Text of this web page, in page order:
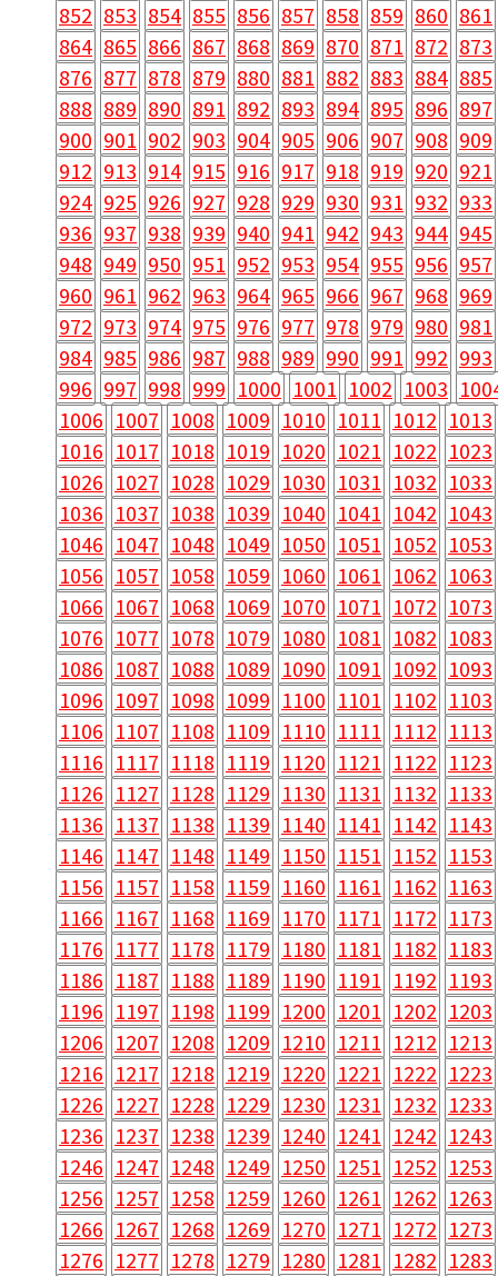
852 853 854 855 856 857 858 859 860 861
864 865 866 867 868 869 870 871 872 873
876 877 878 879 880 881 882 883 884 885
888 889 890 891 892 893 894 895 896 897
900 901 902 903 904 905 906 907 908 909
912 913 914 915 916 917 918 919 920 921
924 925 926 927 928 929 930 931 932 933
936 937 938 939 940 941 942 943 944 945
948 949 950 951 952 953 954 955 956 957
960 961 962 963 964 965 966 967 968 969
972 973 974 975 976 977 978 979 980 981
984 985 986 987 988 989 990 991 992 993
996 997 998 999 1000 1001 1002 1003
1006 1007 1008 1009 1010 1011 1012 1013
1016 1017 1018 1019 1020 1021 1022 1023
1026 1027 1028 1029 1030 1031 1032 1033
1036 1037 1038 1039 1040 1041 1042 1043
1046 1047 1048 1049 1050 1051 1052 1053
1056 1057 1058 1059 1060 1061 1062 1063
1066 1067 1068 1069 1070 1071 1072 1073
1076 1077 1078 1079 1080 1081 1082 1083
1086 1087 1088 1089 1090 1091 1092 1093
1096 1097 1098 1099 1100 1101 1102 1103
1106 1107 1108 1109 1110 1111 1112 1113
1116 1117 1118 1119 1120 1121 1122 1123
1126 1127 1128 1129 1130 1131 1132 1133
1136 1137 1138 1139 1140 1141 1142 1143
1146 1147 1148 1149 1150 1151 1152 1153
1156 1157 1158 1159 1160 1161 1162 1163
1166 1167 1168 1169 1170 1171 1172 1173
1176 1177 1178 1179 1180 1181 1182 1183
1186 1187 1188 1189 1190 1191 1192 1193
1196 1197 1198 1199 1200 1201 1202 1203
1206 1207 1208 1209 1210 1211 1212 1213
1216 1217 1218 1219 1220 1221 1222 1223
1226 1227 1228 1229 1230 1231 1232 1233
1236 1237 1238 1239 1240 1241 1242 1243
1246 1247 1248 1249 1250 1251 1252 1253
1256 1257 1258 1259 1260 1261 1262 1263
1266 1267 1268 1269 1270 1271 1272 1273
1276 1277 1278 1279 1280 1281 1282 1283